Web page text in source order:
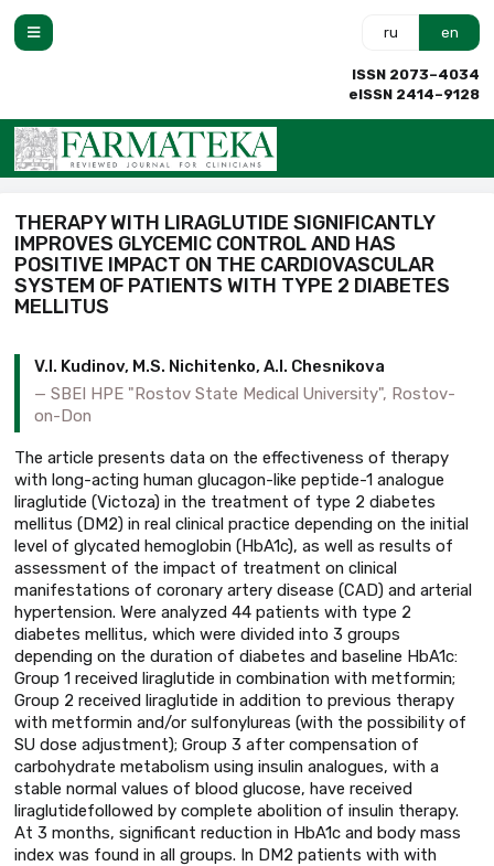
ru en
ISSN 2073–4034
eISSN 2414–9128
THERAPY WITH LIRAGLUTIDE SIGNIFICANTLY
IMPROVES GLYCEMIC CONTROL AND HAS
POSITIVE IMPACT ON THE CARDIOVASCULAR
SYSTEM OF PATIENTS WITH TYPE 2 DIABETES
MELLITUS
V.I. Kudinov, M.S. Nichitenko, A.I. Chesnikova
SBEI HPE "Rostov State Medical University", Rostov-
on-Don
The article presents data on the effectiveness of therapy
with long-acting human glucagon-like peptide-1 analogue
liraglutide (Victoza) in the treatment of type 2 diabetes
mellitus (DM2) in real clinical practice depending on the initial
level of glycated hemoglobin (HbA1c), as well as results of
assessment of the impact of treatment on clinical
manifestations of coronary artery disease (CAD) and arterial
hypertension. Were analyzed 44 patients with type 2
diabetes mellitus, which were divided into 3 groups
depending on the duration of diabetes and baseline HbA1c:
Group 1 received liraglutide in combination with metformin;
Group 2 received liraglutide in addition to previous therapy
with metformin and/or sulfonylureas (with the possibility of
SU dose adjustment); Group 3 after compensation of
carbohydrate metabolism using insulin analogues, with a
stable normal values of blood glucose, have received
liraglutidefollowed by complete abolition of insulin therapy.
At 3 months, significant reduction in HbA1c and body mass
index was found in all groups. In DM2 patients with with